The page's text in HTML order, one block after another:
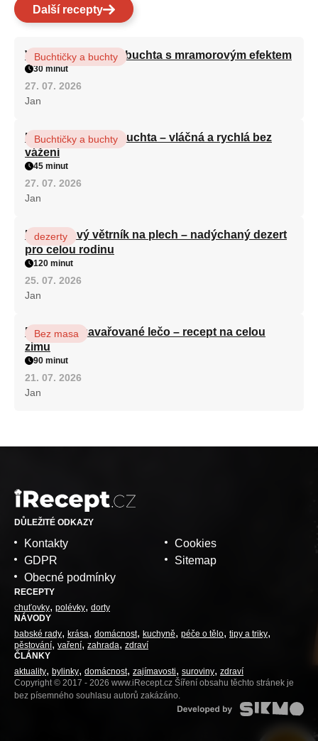
Další recepty
Vláčná olejová litá buchta s mramorovým efektem
Buchtičky a buchty
30 minut
27. 07. 2026
Jan
Hrnková maková buchta – vláčná a rychlá bez
vážení
Buchtičky a buchty
45 minut
27. 07. 2026
Jan
Karamelový větrník na plech – nadýchaný dezert
pro celou rodinu
dezerty
120 minut
25. 07. 2026
Jan
Babiččino zavařované lečo – recept na celou
zimu
Bez masa
90 minut
21. 07. 2026
Jan
DŮLEŽITÉ ODKAZY
Kontakty
GDPR
Obecné podmínky
Cookies
Sitemap
RECEPTY
chuťovky polévky dorty
NÁVODY
babské rady
krása domácnost kuchyně péče o tělo tipy a triky
pěstování vaření zahrada zdraví
ČLÁNKY
aktuality
bylinky domácnost zajímavosti suroviny zdraví
Copyright © 2017 - 2026 www.iRecept.cz Šíření obsahu těchto stránek je
bez písemného souhlasu autorů zakázáno.